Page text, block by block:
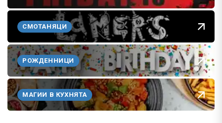
СМОТАНЯЦИ
РОЖДЕННИЦИ
МАГИИ В КУХНЯТА